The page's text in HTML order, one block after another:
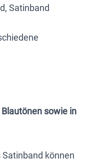
Satinband
Blautönen sowie in
Satinband können